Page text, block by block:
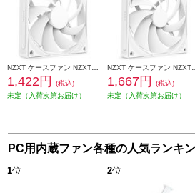
NZXT ケースファン NZXT F120Q v2 White RF-Q12SF-W2
1,422円
(税込)
未定（入荷次第お届け）
NZXT ケースファン
1,667円
(税込)
未定（入荷次第お届け）
PC用内蔵ファン各種の人気ランキ
1位 2位